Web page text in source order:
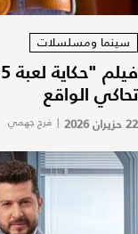
سينما ومسلسلات
تحاكي الواقع
22 حزيران 2026 | فرح جهمي